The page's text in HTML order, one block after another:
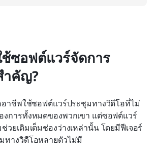
ซอฟต์แวร์จัดการ
ำคัญ?
อาชีพใช้ซอฟต์แวร์ประชุมทางวิดีโอที่ไม่
การทั้งหมดของพวกเขา แต่ซอฟต์แวร์
วยเติมเต็มช่องว่างเหล่านั้น โดยมีฟีเจอร์
างวิดีโอหลายตัวไม่มี